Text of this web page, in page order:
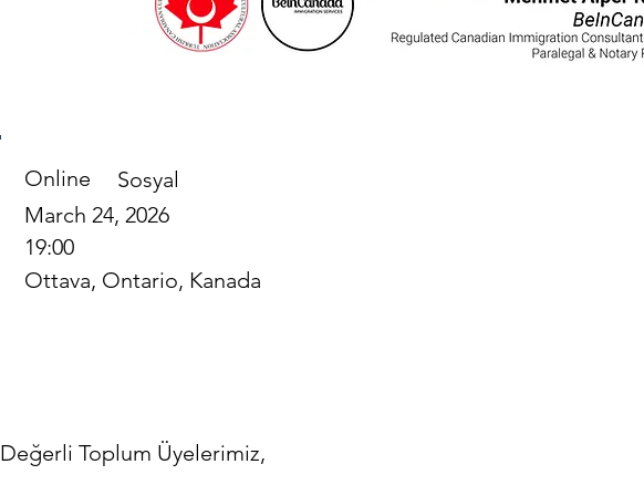
March 24, 2026
19:00
Ottava, Ontario, Kanada
Online Sosyal
Değerli Toplum Üyelerimiz,